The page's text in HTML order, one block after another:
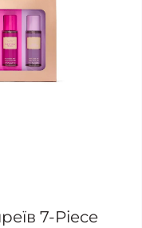
7-Piece